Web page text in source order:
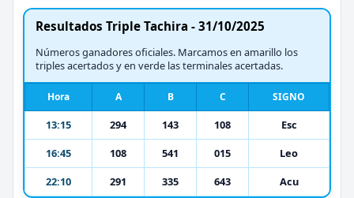
Resultados Triple Tachira - 31/10/2025
Números ganadores oficiales. Marcamos en amarillo los
triples acertados y en verde las terminales acertadas.
Hora A B C SIGNO
13:15 294 143 108
Esc
16:45
108 541 015
Leo
22:10
291 335 643 Acu